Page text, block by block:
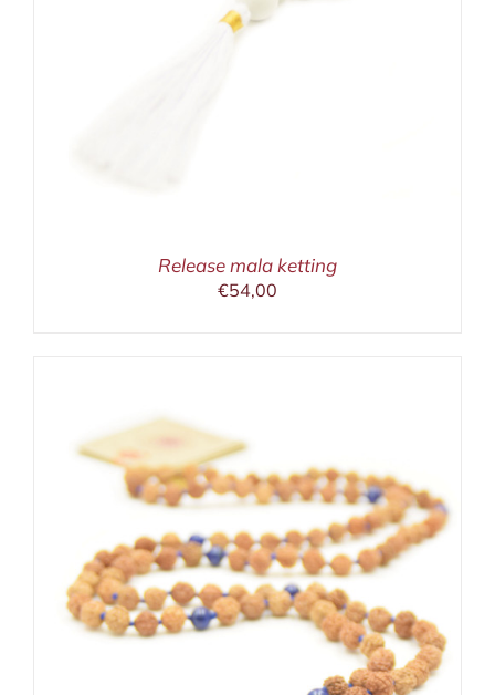
Release mala ketting
€54,00